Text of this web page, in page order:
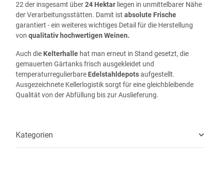
22 der insgesamt über24 Hektar liegen in unmittelbarer Nähe
der Verarbeitungsstätten. Damit ist absolute Frische
garantiert - ein weiteres wichtiges Detail für die Herstellung
von qualitativ hochwertigen Weinen.
Auch die Kelterhalle hat man erneut in Stand gesetzt, die
gemauerten Gärtanks frisch ausgekleidet und
temperaturregulierbare Edelstahldepotsaufgestellt.
Ausgezeichnete Kellerlogistik sorgt für eine gleichbleibende
Qualität von der Abfüllung bis zur Auslieferung.
Kategorien